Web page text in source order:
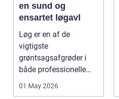
en sund og
ensartet løgavl
Løg er en af de
vigtigste
grøntsagsafgrøder i
både professionelle
køkkenhaver og større
landbrugspro...
01 May 2026